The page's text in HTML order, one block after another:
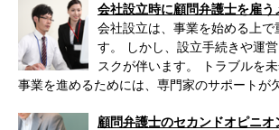
会社設立時に顧問弁護士を雇う
会社設立は、事業を始める上で
す。 しかし、設立手続きや運
スクが伴います。 トラブルを
事業を進めるためには、専門家のサポートが
顧問弁護士のセカンドオピニ